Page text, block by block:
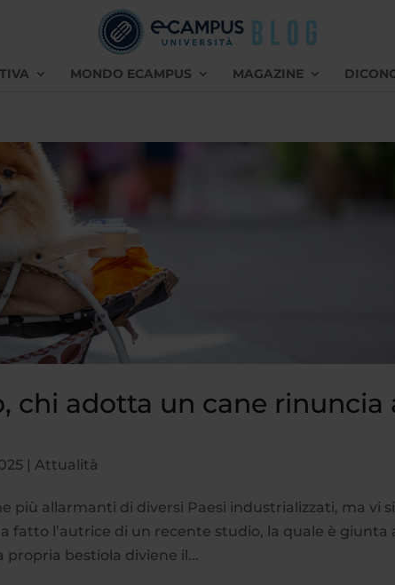
MONDO ECAMPUS MAGAZINE
chi adotta un cane rinuncia
|Attualità
più allarmanti di diversi Paesi industrializzati, ma vi
fatto l’autrice di un recente studio, la quale è giunta
propria bestiola diviene il...